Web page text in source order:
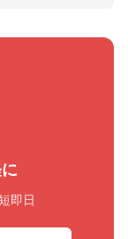
即日